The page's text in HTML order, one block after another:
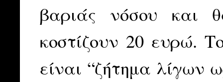
βαριάς νόσου και
κοστίζουν 20 ευρώ.
είναι “ζήτημα